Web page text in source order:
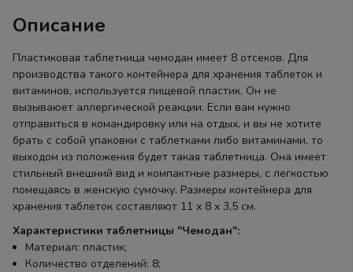
Описание
Пластиковая таблетница чемодан имеет 8 отсеков. Для
производства такого контейнера для хранения таблеток и
витаминов, используется пищевой пластик. Он не
вызываюет аллергической реакции. Если вам нужно
отправиться в командировку или на отдых, и вы не хотите
брать с собой упаковки с таблетками либо витаминами, то
выходом из положения будет такая таблетница. Она имеет
стильный внешний вид и компактные размеры, с легкостью
помещаясь в женскую сумочку. Размеры контейнера для
хранения таблеток составляют 11 х 8 х 3,5 см.
Характеристики таблетницы "Чемодан":
Материал: пластик;
Количество отделений: 8;